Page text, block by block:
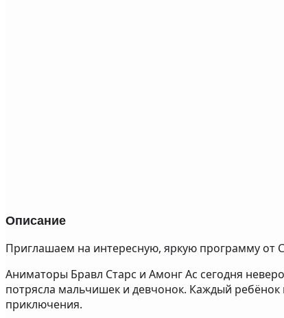
Описание
Приглашаем на интересную, яркую программу от
Аниматоры Бравл Старс и Амонг Ас сегодня
потрясла мальчишек и девчонок. Каждый
приключения.